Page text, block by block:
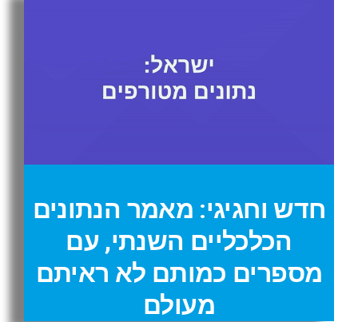
חדש וחגיגי: מאמר הנתונים
הכלכליים השנתי, עם
מספרים כמותם לא ראיתם
מעולם